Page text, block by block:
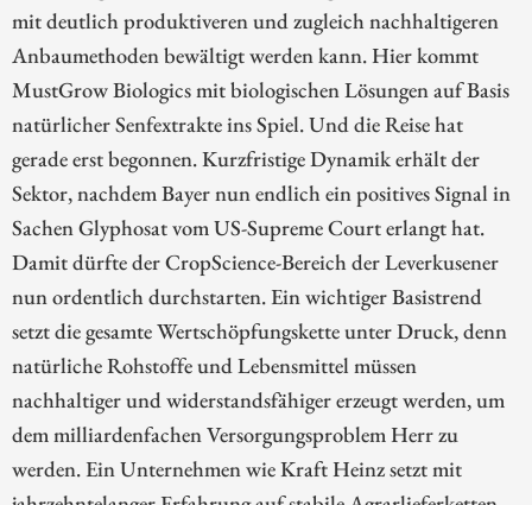
mit deutlich produktiveren und zugleich nachhaltigeren
Anbaumethoden bewältigt werden kann. Hier kommt
MustGrow Biologics mit biologischen Lösungen auf Basis
natürlicher Senfextrakte ins Spiel. Und die Reise hat
gerade erst begonnen. Kurzfristige Dynamik erhält der
Sektor, nachdem Bayer nun endlich ein positives Signal in
Sachen Glyphosat vom US-Supreme Court erlangt hat.
Damit dürfte der CropScience-Bereich der Leverkusener
nun ordentlich durchstarten. Ein wichtiger Basistrend
setzt die gesamte Wertschöpfungskette unter Druck, denn
natürliche Rohstoffe und Lebensmittel müssen
nachhaltiger und widerstandsfähiger erzeugt werden, um
dem milliardenfachen Versorgungsproblem Herr zu
werden. Ein Unternehmen wie Kraft Heinz setzt mit